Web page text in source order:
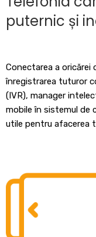
puternic și
Conectarea a
înregistrarea tuturor
(IVR), manager
mobile în sistemul de
utile pentru afacerea